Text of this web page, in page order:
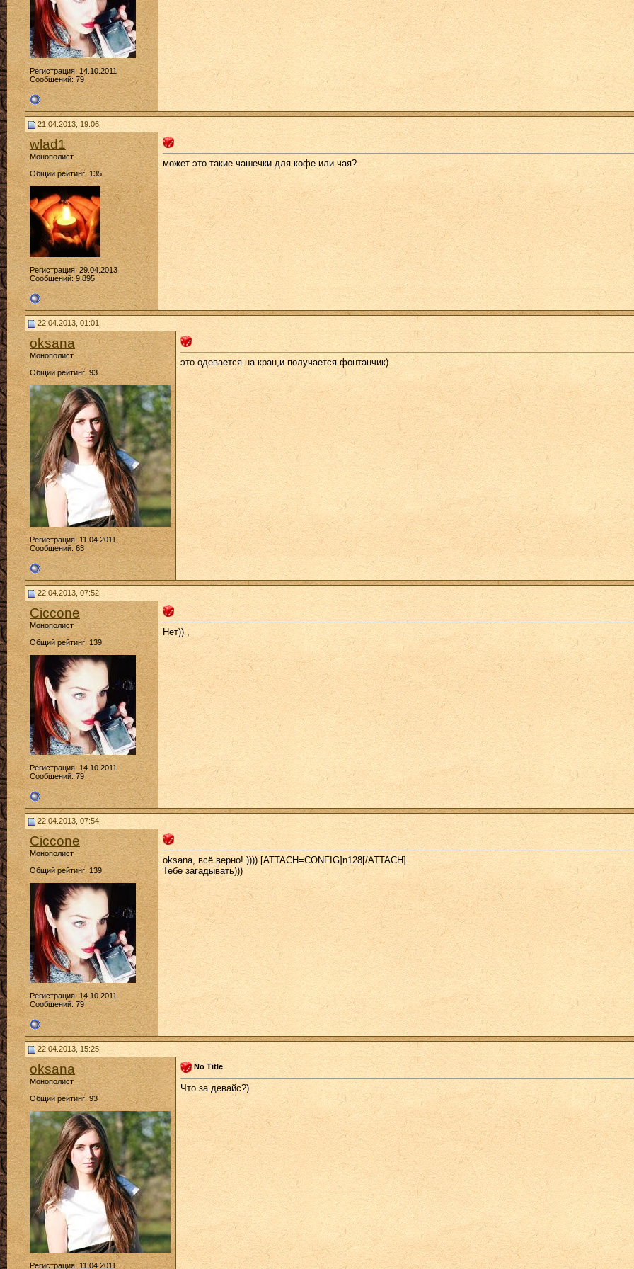
Регистрация: 14.10.2011
Сообщений: 79
21.04.2013, 19:06
wlad1
Монополист
Общий рейтинг: 135
Регистрация: 29.04.2013
Сообщений: 9,895
может это такие чашечки для кофе или чая?
22.04.2013, 01:01
oksana
Монополист
Общий рейтинг: 93
Регистрация: 11.04.2011
Сообщений: 63
это одевается на кран,и получается фонтанчик)
22.04.2013, 07:52
Ciccone
Монополист
Общий рейтинг: 139
Регистрация: 14.10.2011
Сообщений: 79
Нет)) ,
22.04.2013, 07:54
Ciccone
Монополист
Общий рейтинг: 139
Регистрация: 14.10.2011
Сообщений: 79
oksana, всё верно! )))) [ATTACH=CONFIG]n128[/ATTACH]
Тебе загадывать)))
22.04.2013, 15:25
oksana
Монополист
Общий рейтинг: 93
Регистрация: 11.04.2011
No Title
Что за девайс?)